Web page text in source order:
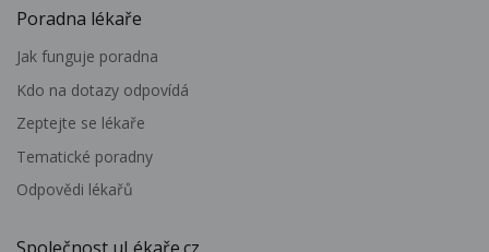
Poradna lékaře
Jak funguje poradna
Kdo na dotazy odpovídá
Zeptejte se lékaře
Tematické poradny
Odpovědi lékařů